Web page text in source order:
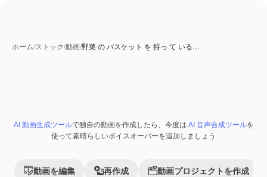
ホーム/ストック/動画/野菜 の バスケット を 持っ て いる…
Premium
AI 動画生成ツールで独自の動画を作成したら、今度は AI 音声合成ツールを
使って素晴らしいボイスオーバーを追加しましょう
動画を編集 再作成 動画プロジェクトを作成